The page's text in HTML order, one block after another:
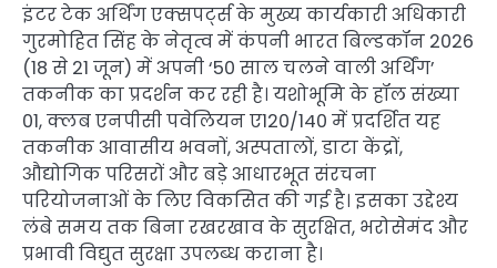
इंटर टेक अर्थिंग एक्सपर्ट्स के मुख्य कार्यकारी अधिकारी
गुरमोहित सिंह के नेतृत्व में कंपनी भारत बिल्डकॉन 2026
(18 से 21 जून) में अपनी ‘50 साल चलने वाली अर्थिंग’
तकनीक का प्रदर्शन कर रही है। यशोभूमि के हॉल संख्या
01, क्लब एनपीसी पवेलियन ए120/140 में प्रदर्शित यह
तकनीक आवासीय भवनों, अस्पतालों, डाटा केंद्रों,
औद्योगिक परिसरों और बड़े आधारभूत संरचना
परियोजनाओं के लिए विकसित की गई है। इसका उद्देश्य
लंबे समय तक बिना रखरखाव के सुरक्षित, भरोसेमंद और
प्रभावी विद्युत सुरक्षा उपलब्ध कराना है।